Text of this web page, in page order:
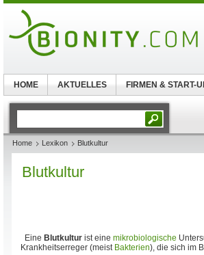
Home Lexikon Blutkultur
Blutkultur
Eine Blutkultur ist eine mikrobiologische
Krankheitserreger (meist Bakterien), die sich im
HOME AKTUELLES FIRMEN & START-